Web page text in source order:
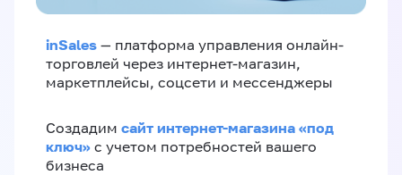
inSales — платформа управления онлайн-
торговлей через интернет-магазин,
маркетплейсы, соцсети и мессенджеры
Создадим сайт интернет-магазина «под
ключ» с учетом потребностей вашего
бизнеса